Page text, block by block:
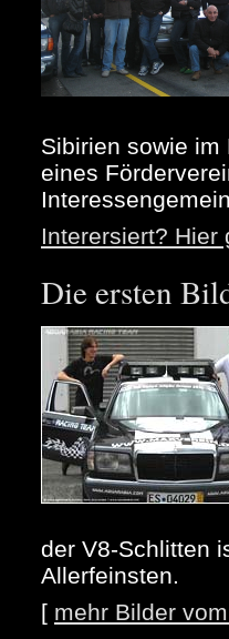
Sibirien sowie
eines
Interersiert? Hier
Die ersten
der V8-Schlitten
Allerfeinsten.
[ mehr Bilder